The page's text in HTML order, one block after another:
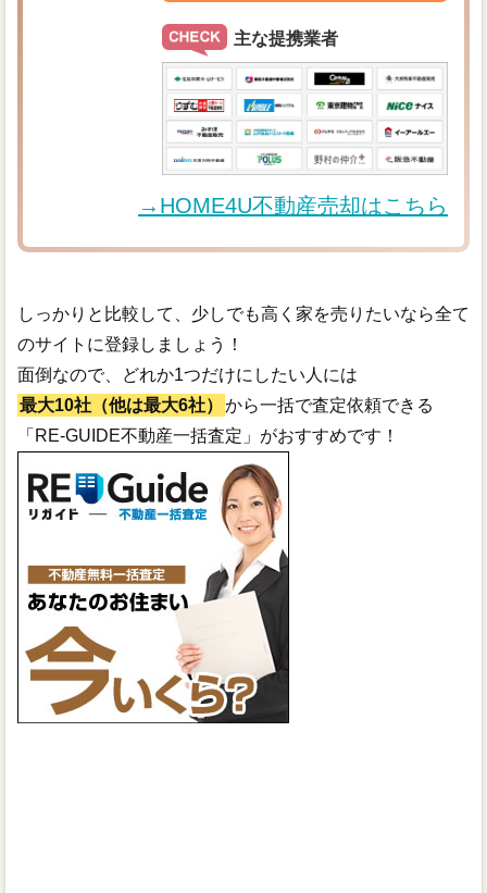
主な提携業者
→HOME4U不動産売却はこちら
しっかりと比較して、少しでも高く家を売りたいなら全て
のサイトに登録しましょう！
面倒なので、どれか1つだけにしたい人には
最大10社（他は最大6社）
から一括で査定依頼できる
「RE-GUIDE不動産一括査定」がおすすめです！